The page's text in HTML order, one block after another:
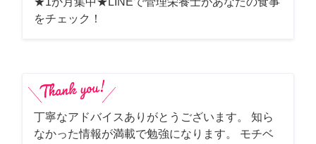
をチェック！
丁寧なアドバイスありがとうございます。 知ら
なかった情報が満載で勉強になります。 モチベ